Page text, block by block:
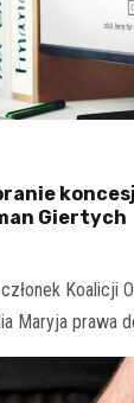
Giertych
Koalicji
Maryja prawa